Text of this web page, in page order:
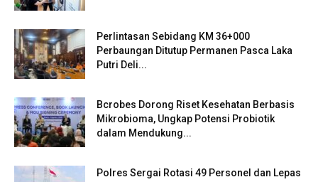
Perlintasan Sebidang KM 36+000
Perbaungan Ditutup Permanen Pasca Laka
Putri Deli...
Bcrobes Dorong Riset Kesehatan Berbasis
Mikrobioma, Ungkap Potensi Probiotik
dalam Mendukung...
Polres Sergai Rotasi 49 Personel dan Lepas